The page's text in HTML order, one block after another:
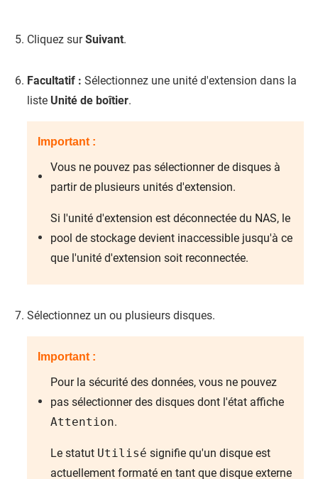
Cliquez surSuivant.
Facultatif : Sélectionnez une unité d'extension dans la
liste Unité de boîtier.
Important :
Vous ne pouvez pas sélectionner de disques à
partir de plusieurs unités d'extension.
Si l'unité d'extension est déconnectée du NAS, le
pool de stockage devient inaccessible jusqu'à ce
que l'unité d'extension soit reconnectée.
Sélectionnez un ou plusieurs disques.
Important :
Pour la sécurité des données, vous ne pouvez
pas sélectionner des disques dont l'état affiche
Attention.
Le statut Utilisé signifie qu'un disque est
actuellement formaté en tant que disque externe